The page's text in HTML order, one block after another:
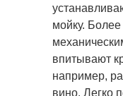
мойку.
впитывают
например,
вино. Легко